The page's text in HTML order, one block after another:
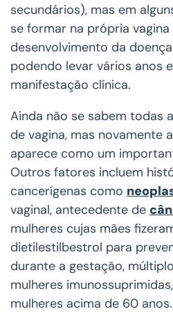
secundários), mas em
se formar na própria
desenvolvimento da
podendo levar vários anos
manifestação clínica.
Ainda não se sabem todas
de vagina, mas novamente
aparece como um
Outros fatores incluem
cancerígenas como
vaginal, antecedente de
mulheres cujas mães
dietilestilbestrol para
durante a gestação,
mulheres
mulheres acima de 60 anos.